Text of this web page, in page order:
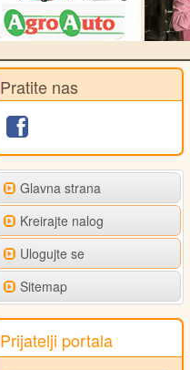
Pratite nas
Glavna strana
Kreirajte nalog
Ulogujte se
Sitemap
Prijatelji portala